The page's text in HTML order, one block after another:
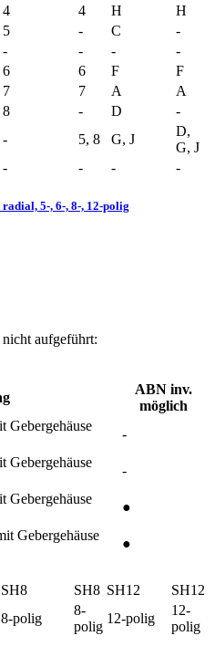
4 4 H
H
5 - C
-
- - -
-
6 6 F
F
7 7 A
A
8 - D
-
- 5, 8 G, J
D,
G, J
- - - -
5-, 6-, 8-, 12-polig
aufgeführt:
ABN inv.
möglich
Gebergehäuse
-
Gebergehäuse
-
Gebergehäuse
●
Gebergehäuse
●
SH8 SH8 SH12
SH12
8-polig
8-
polig
12-polig
12-
polig